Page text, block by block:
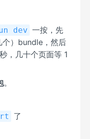
dev 一按，先
个）bundle，然后
，几十个页面等 1
。
了